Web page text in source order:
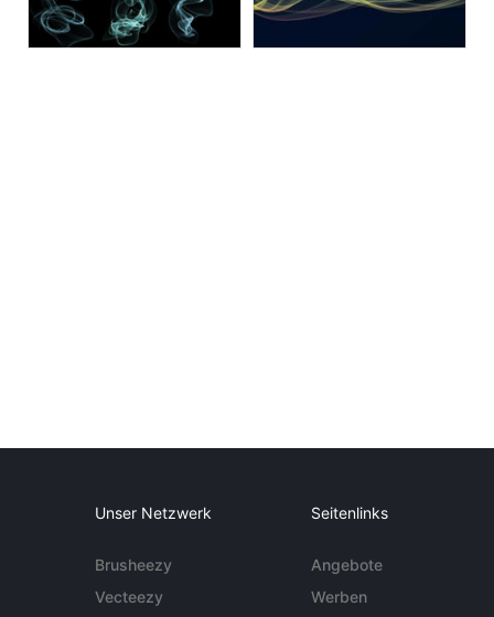
Unser Netzwerk
Brusheezy
Vecteezy
Seitenlinks
Angebote
Werben